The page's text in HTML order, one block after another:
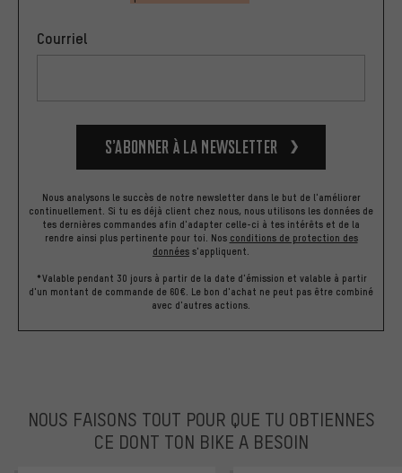
Courriel
S’abonner à la newsletter
Nous analysons le succès de notre newsletter dans le but de l'améliorer
continuellement. Si tu es déjà client chez nous, nous utilisons les données de
tes dernières commandes afin d'adapter celle-ci à tes intérêts et de la
rendre ainsi plus pertinente pour toi. Nos conditions de protection des
données s'appliquent.
*Valable pendant 30 jours à partir de la date d'émission et valable à partir
d'un montant de commande de 60€. Le bon d'achat ne peut pas être combiné
avec d'autres actions.
NOUS FAISONS TOUT POUR QUE TU OBTIENNES
CE DONT TON BIKE A BESOIN